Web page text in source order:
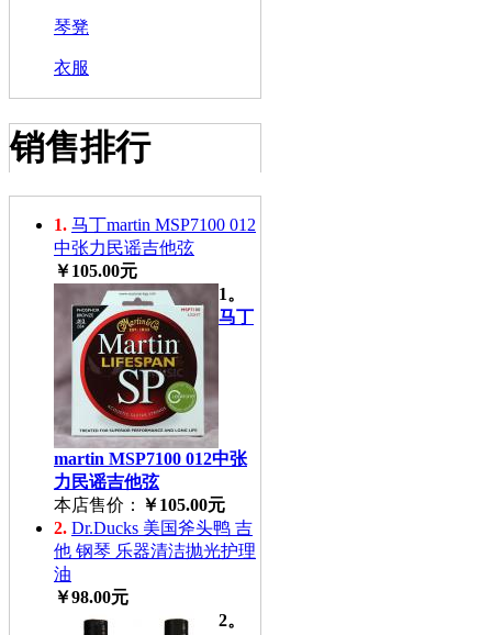
琴凳
衣服
销售排行
1. 马丁martin MSP7100 012
中张力民谣吉他弦
￥105.00元
1。
马丁
martin MSP7100 012中张
力民谣吉他弦
本店售价： ￥105.00元
2. Dr.Ducks 美国斧头鸭 吉
他 钢琴 乐器清洁抛光护理
油
￥98.00元
2。